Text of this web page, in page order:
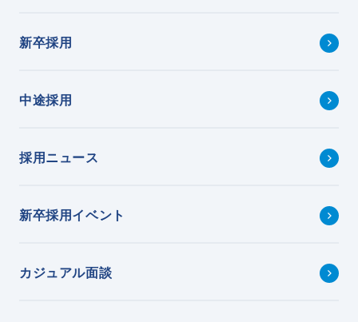
新卒採用
中途採用
採用ニュース
新卒採用イベント
カジュアル面談